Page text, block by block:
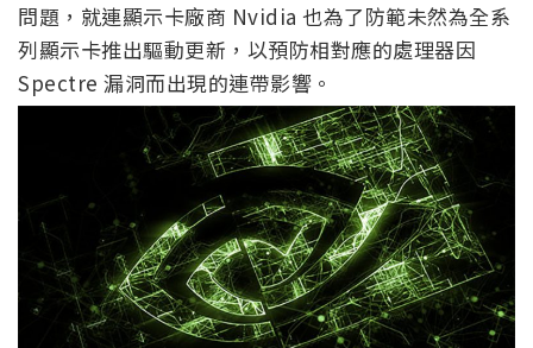
問題，就連顯示卡廠商 Nvidia 也為了防範未然為全系
列顯示卡推出驅動更新，以預防相對應的處理器因
Spectre 漏洞而出現的連帶影響。